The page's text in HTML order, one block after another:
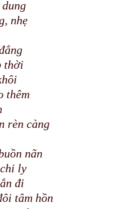
nhẹ
thời
thêm
rèn càng
nãn
ly
đi
tâm hồn